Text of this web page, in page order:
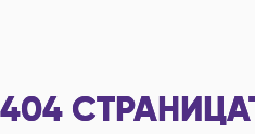
404